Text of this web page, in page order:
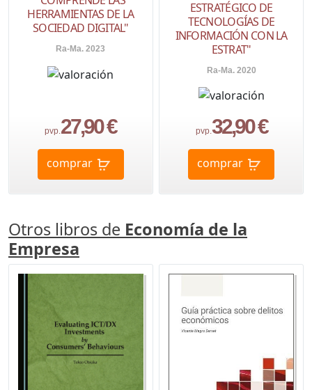
HERRAMIENTAS DE LA
SOCIEDAD DIGITAL"
Ra-Ma. 2023
pvp.27,90 €
comprar
ESTRATÉGICO DE
TECNOLOGÍAS DE
INFORMACIÓN CON LA
ESTRAT"
Ra-Ma. 2020
pvp.32,90 €
comprar
Otros libros de Economía de la
Empresa